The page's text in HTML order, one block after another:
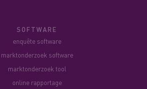
SOFTWARE
enquête software
marktonderzoek software
marktonderzoek tool
online rapportage